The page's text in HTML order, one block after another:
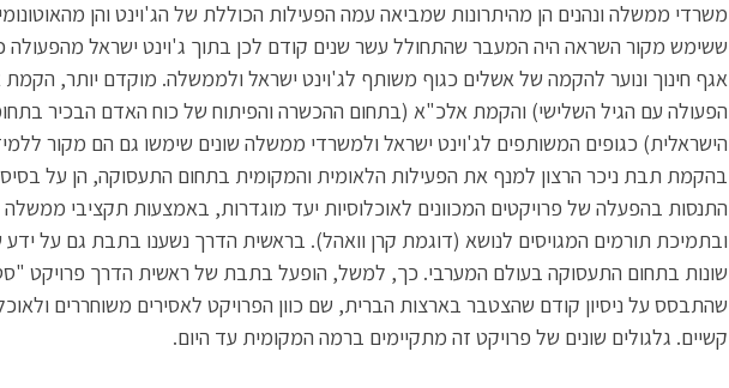
משרדי ממשלה ונהנים הן מהיתרונות שמביאה עמה הפעילות הכוללת של הג'וינט והן
ששימש מקור השראה היה המעבר שהתחולל עשר שנים קודם לכן בתוך ג'וינט ישראל מהפעולה
אגף חינוך ונוער להקמה של אשלים כגוף משותף לג'וינט ישראל ולממשלה. מוקדם יותר,
הפעולה עם הגיל השלישי) והקמת אלכ"א (בתחום ההכשרה והפיתוח של כוח האדם הבכיר
הישראלית) כגופים המשותפים לג'וינט ישראל ולמשרדי ממשלה שונים שימשו גם הם מקור
בהקמת תבת ניכר הרצון למנף את הפעילות הלאומית והמקומית בתחום התעסוקה, הן על בסיס
התנסות בהפעלה של פרויקטים המכוונים לאוכלוסיות יעד מוגדרות, באמצעות תקציבי ממשלה
ובתמיכת תורמים המגויסים לנושא (דוגמת קרן וואהל). בראשית הדרך נשענו בתבת גם על ידע
שונות בתחום התעסוקה בעולם המערבי. כך, למשל, הופעל בתבת של ראשית הדרך פרויקט
שהתבסס על ניסיון קודם שהצטבר בארצות הברית, שם כוון הפרויקט לאסירים משוחררים
קשיים. גלגולים שונים של פרויקט זה מתקיימים ברמה המקומית עד היום.